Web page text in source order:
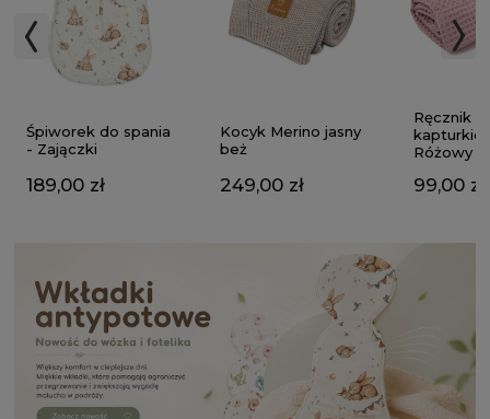
Śpiworek do spania
- Zajączki
189,00 zł
Kocyk Merino jasny
beż
249,00 zł
Ręcznik z
Różowy
99,00 zł